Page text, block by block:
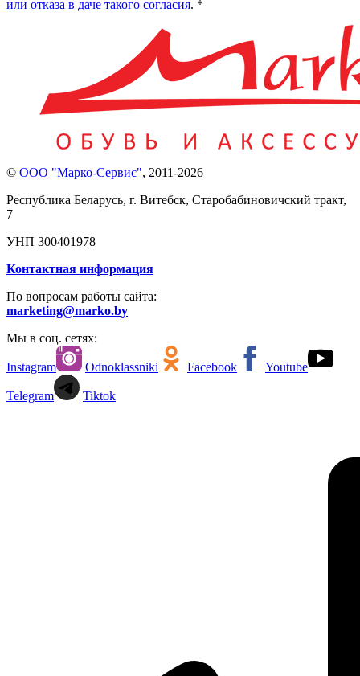
или отказа в даче такого согласия. *
© ООО "Марко-Сервис", 2011-2026
Республика Беларусь, г. Витебск, Старобабиновичский тракт,
7
УНП 300401978
Контактная информация
По вопросам работы сайта:
marketing@marko.by
Мы в соц. сетях:
Instagram Odnoklassniki Facebook Youtube
Telegram Tiktok